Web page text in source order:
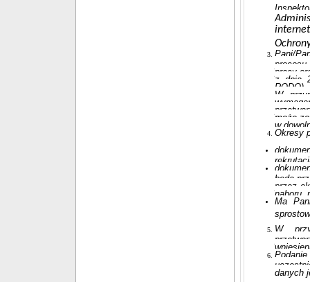
Pani/
pracy
z dnia
RODO).
W
może
w
Okresy
będą
przez
naboru,
Ma
W
danych